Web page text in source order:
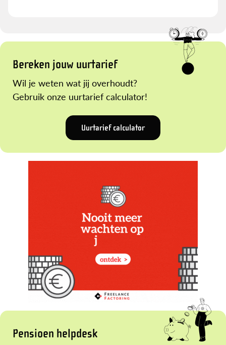
Bereken jouw uurtarief
Wil je weten wat jij overhoudt?
Gebruik onze uurtarief calculator!
Uurtarief calculator
Pensioen helpdesk